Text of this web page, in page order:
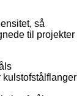
så
til projekter
kulstofstålflanger